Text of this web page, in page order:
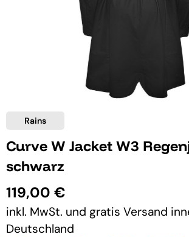
Rains
Curve W Jacket W3
schwarz
119,00 €
inkl. MwSt. und gratis Versand
Deutschland